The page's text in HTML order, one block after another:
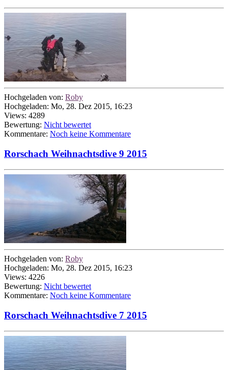
Hochgeladen von: Roby
Hochgeladen: Mo, 28. Dez 2015, 16:23
Views: 4289
Bewertung: Nicht bewertet
Kommentare: Noch keine Kommentare
Rorschach Weihnachtsdive 9 2015
Hochgeladen von: Roby
Hochgeladen: Mo, 28. Dez 2015, 16:23
Views: 4226
Bewertung: Nicht bewertet
Kommentare: Noch keine Kommentare
Rorschach Weihnachtsdive 7 2015